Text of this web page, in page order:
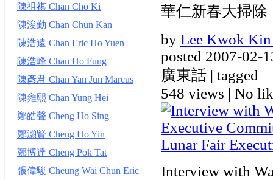
華仁新春大掃除
by Lee Kwok
posted 2007-02-
廣東話 | tagged
548 views | No
Lunar Fair
Interview with
陳祖祺 Chan Cho Ki
陳浚勤 Chan Chun Kan
陳浩遠 Chan Eric Ho Yuen
陳浩峰 Chan Ho Fung
陳彥君 Chan Yan Jun Marcus
陳雍熙 Chan Yung Hei
鄭皓聲 Cheng Ho Sing
鄭灝賢 Cheng Ho Yin
鄭博達 Cheng Pok Tat
張偉駿 Cheung Wai Chun Eric